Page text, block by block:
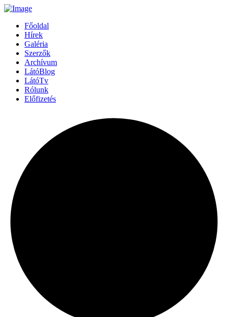
Főoldal
Hírek
Galéria
Szerzők
Archívum
LátóBlog
LátóTv
Rólunk
Előfizetés